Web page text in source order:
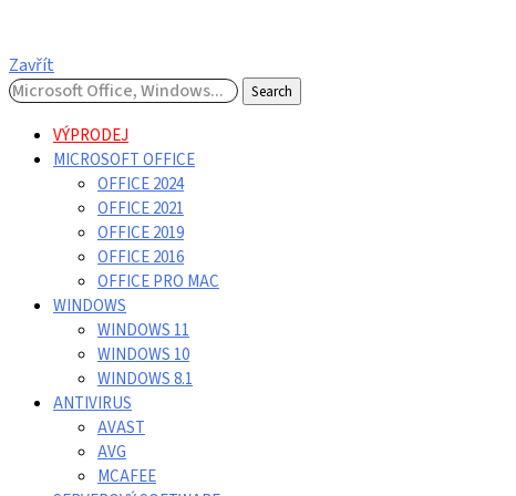
Zavřít
Search
VÝPRODEJ
MICROSOFT OFFICE
OFFICE 2024
OFFICE 2021
OFFICE 2019
OFFICE 2016
OFFICE PRO MAC
WINDOWS
WINDOWS 11
WINDOWS 10
WINDOWS 8.1
ANTIVIRUS
AVAST
AVG
MCAFEE